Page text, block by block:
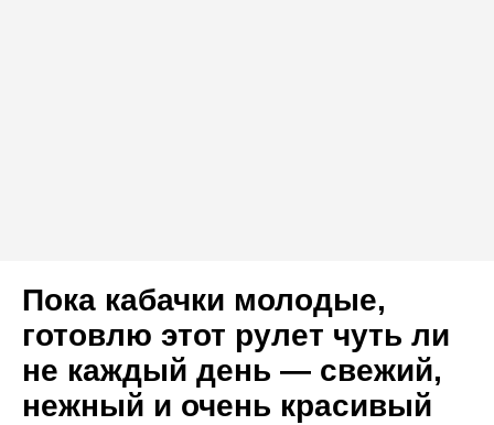
Пока кабачки молодые,
готовлю этот рулет чуть ли
не каждый день — свежий,
нежный и очень красивый